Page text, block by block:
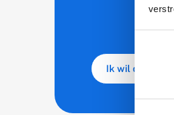
Ik wil de
(externe link)